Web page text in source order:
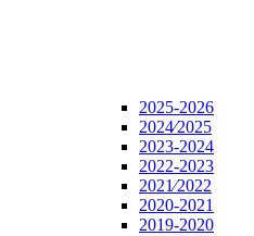
2025-2026
2024⁄2025
2023-2024
2022-2023
2021⁄2022
2020-2021
2019-2020